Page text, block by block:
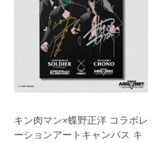
キン肉マン×蝶野正洋 コラボレ
ーションアートキャンバス キ